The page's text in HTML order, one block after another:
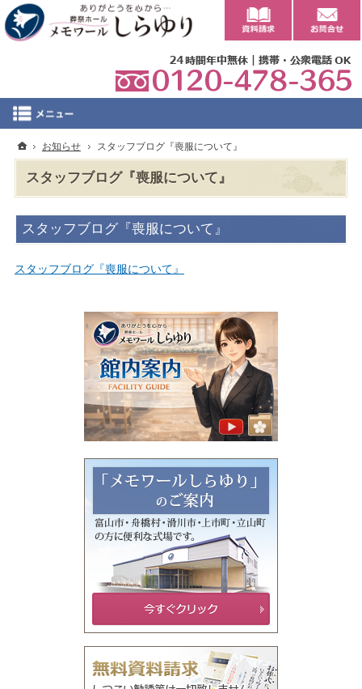
スタッフブログ『喪服について』
スタッフブログ『喪服について』
スタッフブログ『喪服について』
ホーム
お知らせ スタッフブログ『喪服について』